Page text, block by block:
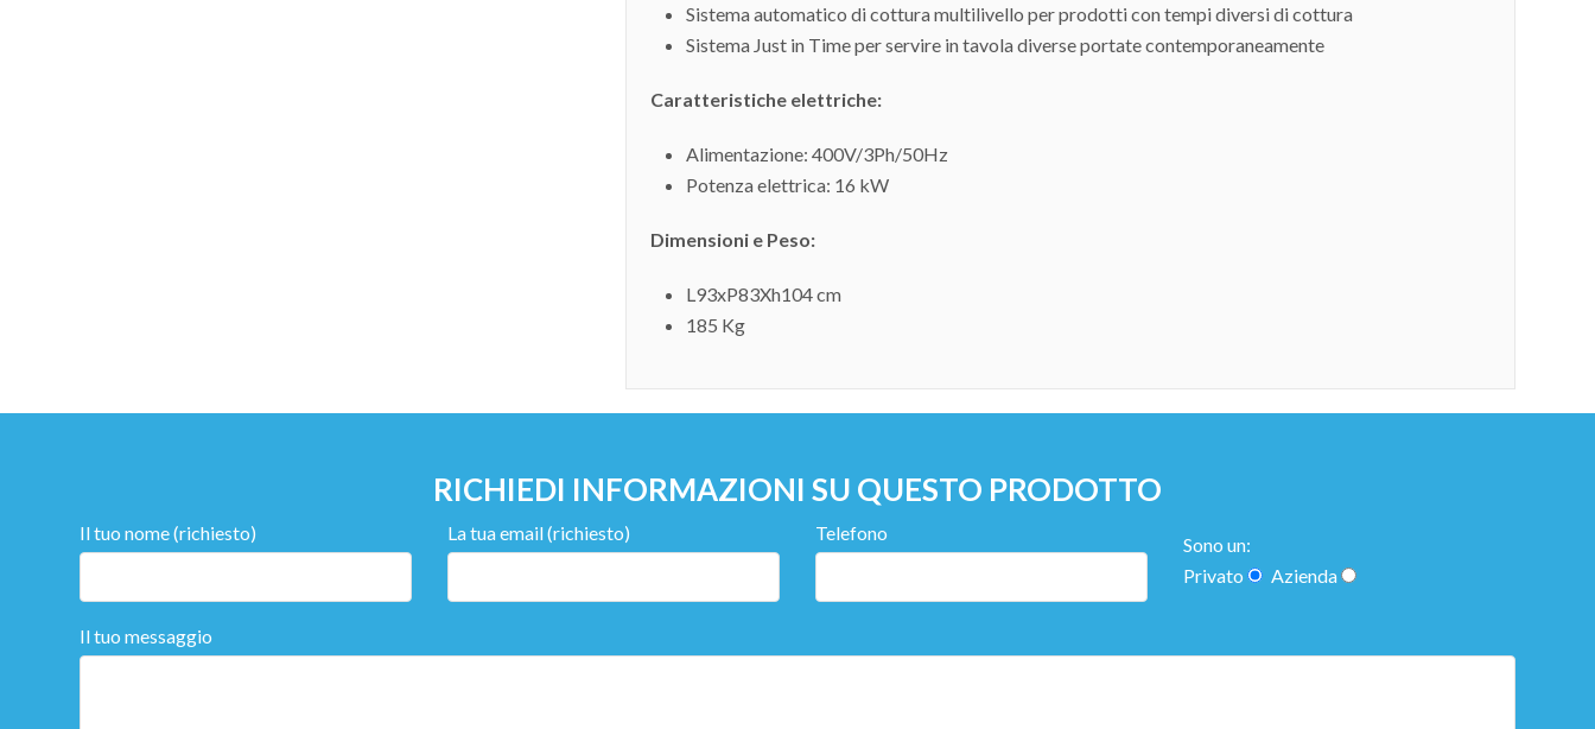
Sistema automatico di cottura multilivello per prodotti con tempi diversi di cottura
Sistema Just in Time per servire in tavola diverse portate contemporaneamente
Caratteristiche elettriche:
Alimentazione: 400V/3Ph/50Hz
Potenza elettrica: 16 kW
Dimensioni e Peso:
L93xP83Xh104 cm
185 Kg
RICHIEDI INFORMAZIONI SU QUESTO PRODOTTO
Il tuo nome (richiesto) La tua email (richiesto) Telefono
Sono un:
Privato
Azienda
Il tuo messaggio